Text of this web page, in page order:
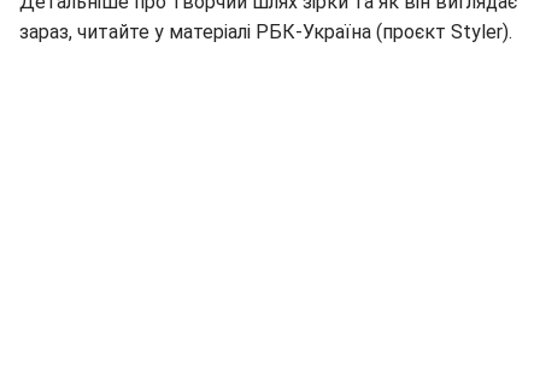
зараз, читайте у матеріалі РБК-Україна (проєкт Styler).